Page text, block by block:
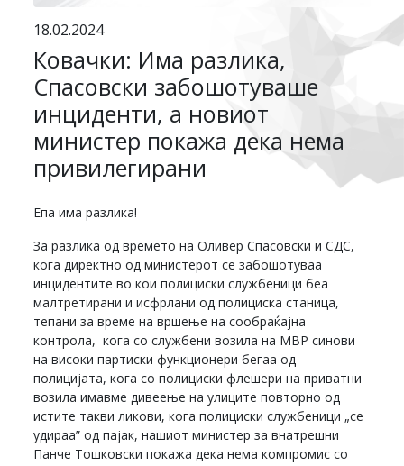
18.02.2024
Ковачки: Има разлика,
Спасовски забошотуваше
инциденти, а новиот
министер покажа дека нема
привилегирани
Епа има разлика!
За разлика од времето на Оливер Спасовски и СДС,
кога директно од министерот се забошотуваа
инцидентите во кои полициски службеници беа
малтретирани и исфрлани од полициска станица,
тепани за време на вршење на сообраќајна
контрола, кога со службени возила на МВР синови
на високи партиски функционери бегаа од
полицијата, кога со полициски флешери на приватни
возила имавме дивеење на улиците повторно од
истите такви ликови, кога полициски службеници „се
удираа” од пајак, нашиот министер за внатрешни
Панче Тошковски покажа дека нема компромис со